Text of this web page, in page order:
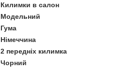
Килимки в салон
Модельний
Гума
Німеччина
2 передніх килимка
Чорний